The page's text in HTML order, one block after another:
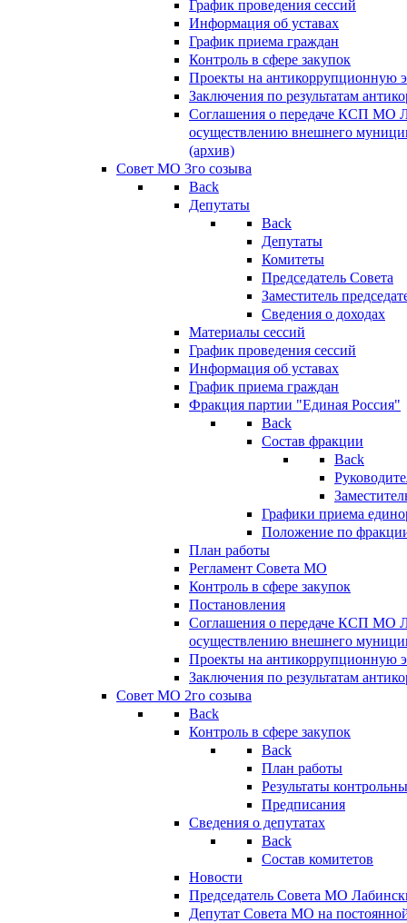
График проведения сессий
Информация об уставах
График приема граждан
Контроль в сфере закупок
Проекты на антикоррупционную
Заключения по результатам
Соглашения о передаче КСП МО
осуществлению внешнего
(архив)
Совет МО 3го созыва
Back
Депутаты
Back
Депутаты
Комитеты
Председатель Совета
Заместитель
Сведения о доходах
Материалы сессий
График проведения сессий
Информация об уставах
График приема граждан
Фракция партии "Единая Россия"
Back
Состав фракции
Back
Графики приема
Положение по
План работы
Регламент Совета МО
Контроль в сфере закупок
Постановления
Соглашения о передаче КСП МО
осуществлению внешнего
Проекты на антикоррупционную
Заключения по результатам
Совет МО 2го созыва
Back
Контроль в сфере закупок
Back
План работы
Результаты
Предписания
Сведения о депутатах
Back
Состав комитетов
Новости
Председатель Совета МО
Депутат Совета МО на